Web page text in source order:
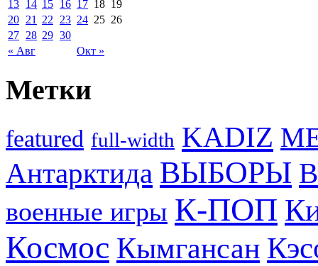
« Авг Окт »
13 14 15 16 17 18 19
20 21 22 23 24 25 26
27 28 29 30
Метки
featured full-width KADIZ
Антарктида ВЫБОРЫ
военные игры К-ПОП
Космос Кымгансан